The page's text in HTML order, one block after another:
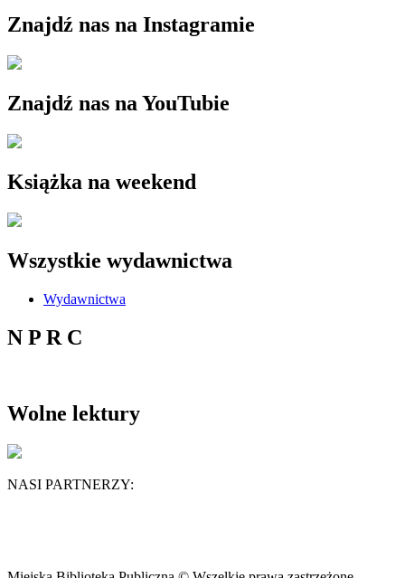
Znajdź nas na Instagramie
Znajdź nas na YouTubie
Książka na weekend
Wszystkie wydawnictwa
Wydawnictwa
N P R C
Wolne lektury
NASI PARTNERZY: